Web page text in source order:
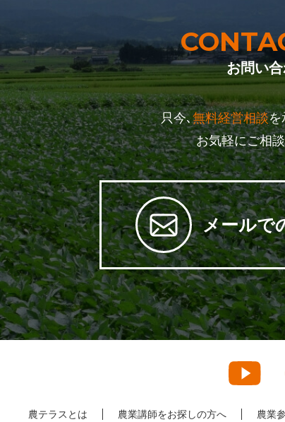
お問い
只今､無料経営相談を
お気軽にご相
メールで
農テラスとは 農業講師をお探しの方へ 農業